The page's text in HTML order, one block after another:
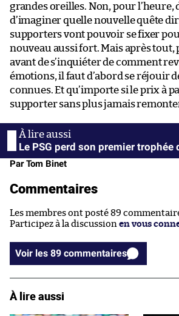
grandes oreilles. Non, pour l’heure,
d’imaginer quelle nouvelle quête
supporters vont pouvoir se fixer
nouveau aussi fort. Mais après tout,
avant de s’inquiéter de comment
émotions, il faut d’abord se réjouir
connues. Et qu’importe si le prix à
supporter sans plus jamais
Le PSG perd son premier trophée
Par Tom Binet
Commentaires
Les membres ont posté 89
Participez à la discussion en vous
Voir les 89 commentaires
À lire aussi